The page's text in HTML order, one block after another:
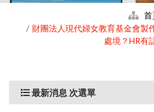
首
財團法人現代婦女教育基金會製
處境？HR有
最新消息 次選單